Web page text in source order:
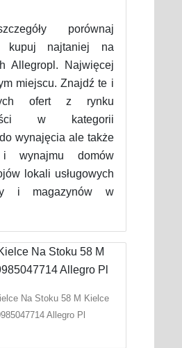
porównaj
kupuj najtaniej na
Allegropl. Najwięcej
miejscu. Znajdź te i
ofert z rynku
w kategorii
wynajęcia ale także
i wynajmu domów
lokali usługowych
i magazynów w
Na Stoku 58 M Kielce
Allegro Pl